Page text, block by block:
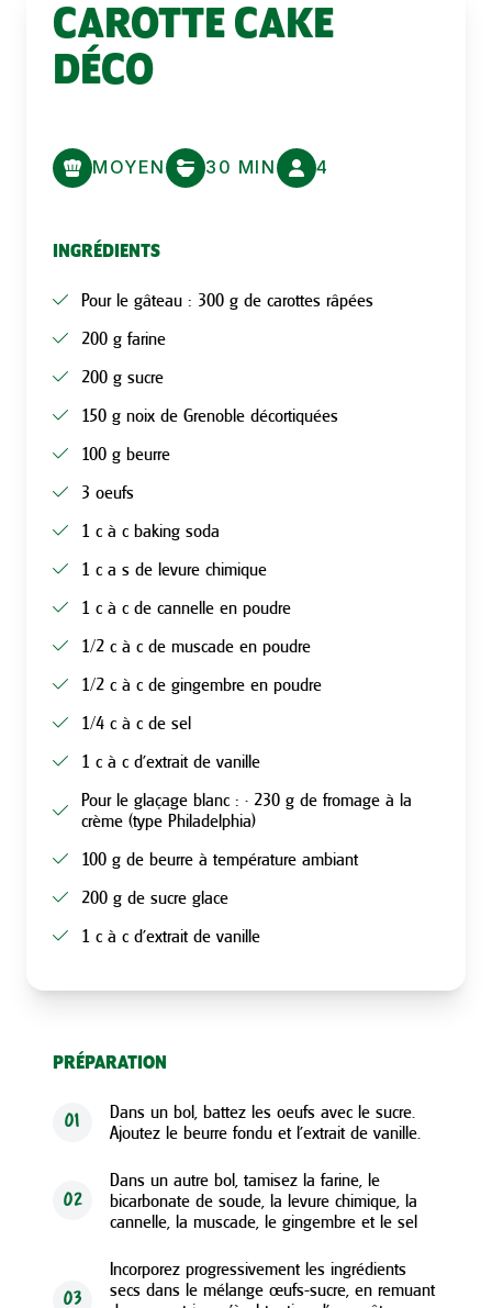
CAROTTE CAKE
DÉCO
MOYEN 30 MIN 4
INGRÉDIENTS
Pour le gâteau : 300 g de carottes râpées
200 g farine
200 g sucre
150 g noix de Grenoble décortiquées
100 g beurre
3 oeufs
1 c à c baking soda
1 c a s de levure chimique
1 c à c de cannelle en poudre
1/2 c à c de muscade en poudre
1/2 c à c de gingembre en poudre
1/4 c à c de sel
1 c à c d'extrait de vanille
Pour le glaçage blanc : • 230 g de fromage à la
crème (type Philadelphia)
100 g de beurre à température ambiant
200 g de sucre glace
1 c à c d'extrait de vanille
PRÉPARATION
01
Dans un bol, battez les oeufs avec le sucre.
Ajoutez le beurre fondu et l'extrait de vanille.
02
Dans un autre bol, tamisez la farine, le
bicarbonate de soude, la levure chimique, la
cannelle, la muscade, le gingembre et le sel
03
Incorporez progressivement les ingrédients
secs dans le mélange œufs-sucre, en remuant